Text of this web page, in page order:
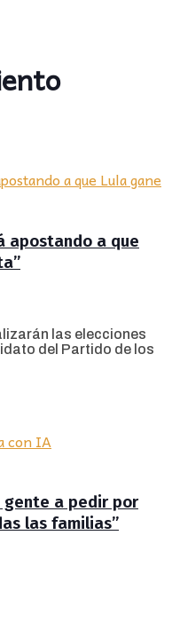
apostando a que
las elecciones
del Partido de los
gente a pedir por
las familias”